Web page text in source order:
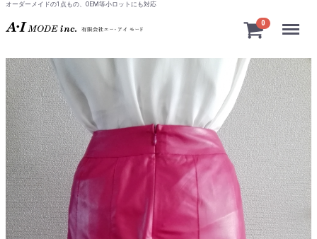
オーダーメイドの1点もの、OEM等小ロットにも対応
0 Menu